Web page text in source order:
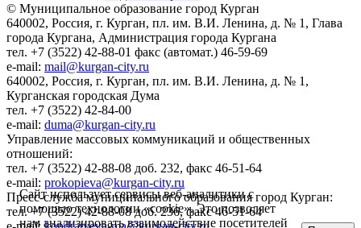
© Муниципальное образование город Курган
640002, Россия, г. Курган, пл. им. В.И. Ленина, д. № 1, Глава
города Кургана, Администрация города Кургана
тел. +7 (3522) 42-88-01 факс (автомат.) 46-59-69
e-mail: mail@kurgan-city.ru
640002, Россия, г. Курган, пл. им. В.И. Ленина, д. № 1,
Курганская городская Дума
тел. +7 (3522) 42-84-00
e-mail: duma@kurgan-city.ru
Управление массовых коммуникаций и общественных
отношений:
тел. +7 (3522) 42-88-08 доб. 232, факс 46-51-64
e-mail: prokopieva@kurgan-city.ru
Пресс-служба муниципального образования город Курган:
тел. +7 (3522) 42-88-08 доб. 236, факс 46-51-64
Сайт использует сервисы веб-аналитики с
помощью технологии «cookie». Это позволяет
нам анализировать взаимодействие посетителей